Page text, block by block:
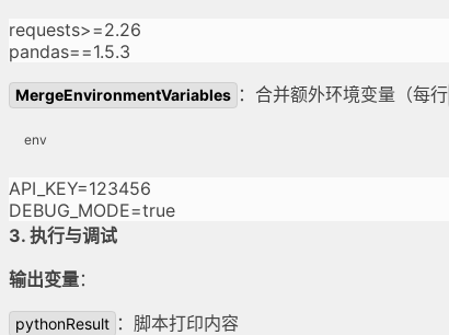
requests>=2.26
pandas==1.5.3
MergeEnvironmentVariables ：合并额外环境变量（每行
env
API_KEY=123456
DEBUG_MODE=true
3. 执行与调试
输出变量：
pythonResult ：脚本打印内容